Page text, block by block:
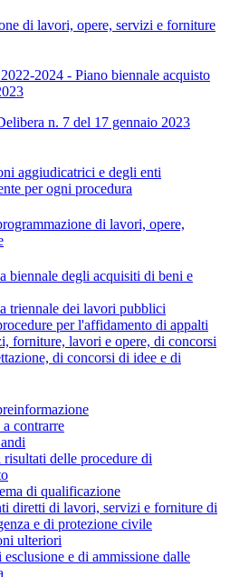
di lavori, opere, servizi e forniture
2024 - Piano biennale acquisto
n. 7 del 17 gennaio 2023
aggiudicatrici e degli enti
per ogni procedura
di lavori, opere,
biennale degli acquisiti di beni e
triennale dei lavori pubblici
per l'affidamento di appalti
forniture, lavori e opere, di concorsi
di concorsi di idee e di
contrarre
delle procedure di
di qualificazione
diretti di lavori, servizi e forniture di
e di protezione civile
ulteriori
e di ammissione dalle